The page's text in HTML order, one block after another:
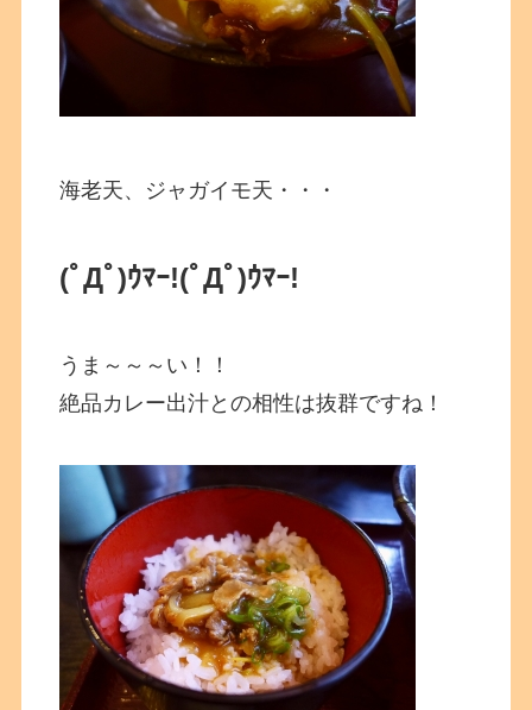
海老天、ジャガイモ天・・・
(ﾟДﾟ)ｳﾏｰ!(ﾟДﾟ)ｳﾏｰ!
うま～～～い！！
絶品カレー出汁との相性は抜群ですね！